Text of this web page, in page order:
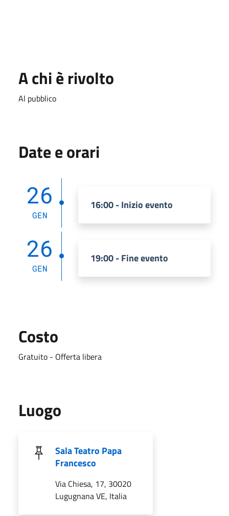
A chi è rivolto
Al pubblico
Date e orari
26
GEN
16:00 - Inizio evento
26
GEN
19:00 - Fine evento
Costo
Gratuito - Offerta libera
Luogo
Sala Teatro Papa
Francesco
Via Chiesa, 17, 30020
Lugugnana VE, Italia